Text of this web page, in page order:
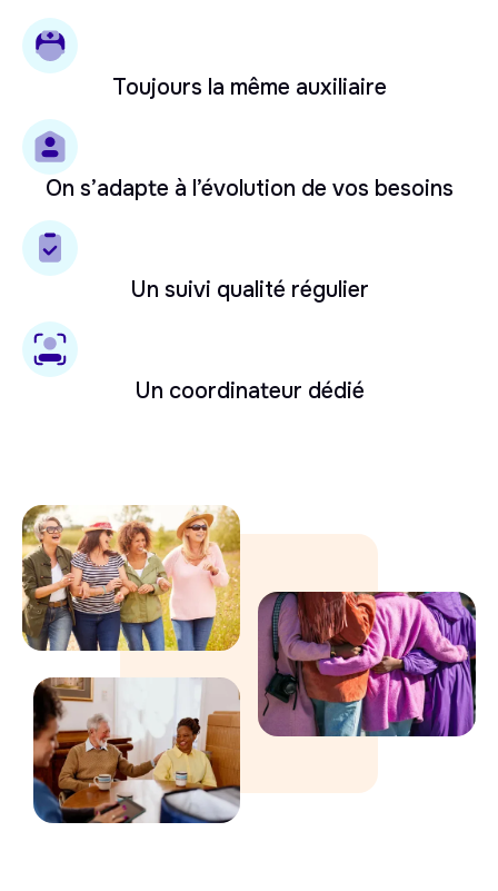
Toujours la même auxiliaire
On s’adapte à l’évolution de vos besoins
Un suivi qualité régulier
Un coordinateur dédié